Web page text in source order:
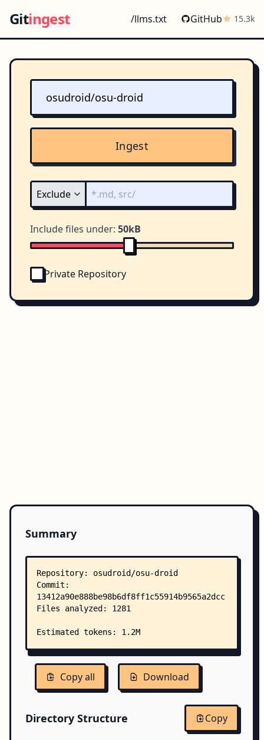
Gitingest /llms.txt GitHub 15.3k
Ingest
Include files under: 50kB
Private Repository
Summary
Copy all Download
Directory Structure Copy